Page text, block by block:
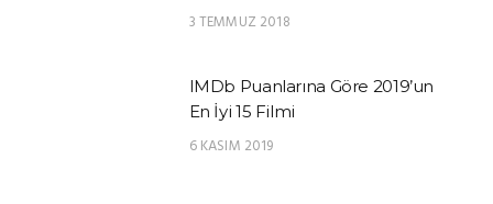
3 TEMMUZ 2018
IMDb Puanlarına Göre 2019’un
En İyi 15 Filmi
6 KASIM 2019